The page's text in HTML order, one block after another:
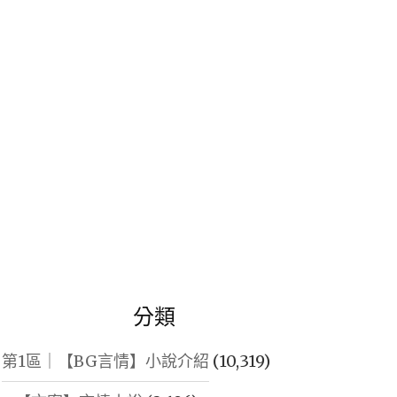
分類
第1區｜【BG言情】小說介紹 (10,319)